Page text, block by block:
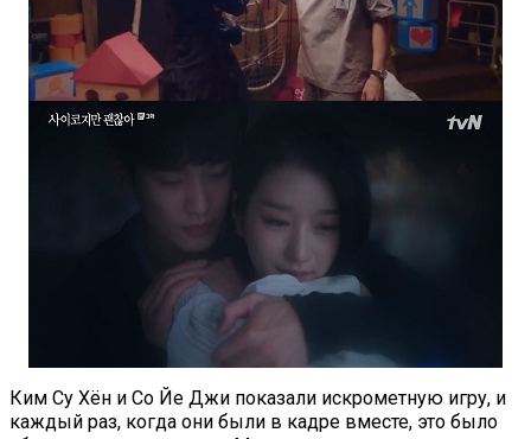
Ким Су Хён и Со Йе Джи показали искрометную игру, и
каждый раз, когда они были в кадре вместе, это было